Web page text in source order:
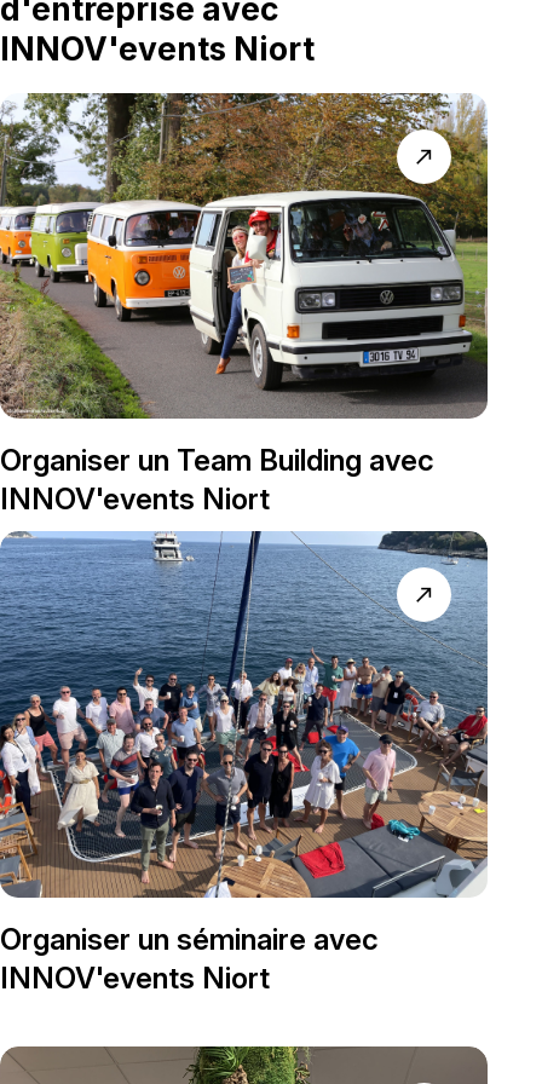
d'entreprise avec
INNOV'events Niort
Organiser un Team Building avec
INNOV'events Niort
north_east
Organiser un séminaire avec
INNOV'events Niort
north_east